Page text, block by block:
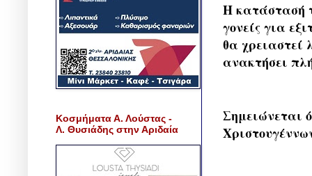
Η κατάστασή
γονείς για
θα χρειαστεί
ανακτήσει
Σημειώνεται
Κοσμήματα Α. Λούστας -
Λ. Θυσιάδης στην Αριδαία